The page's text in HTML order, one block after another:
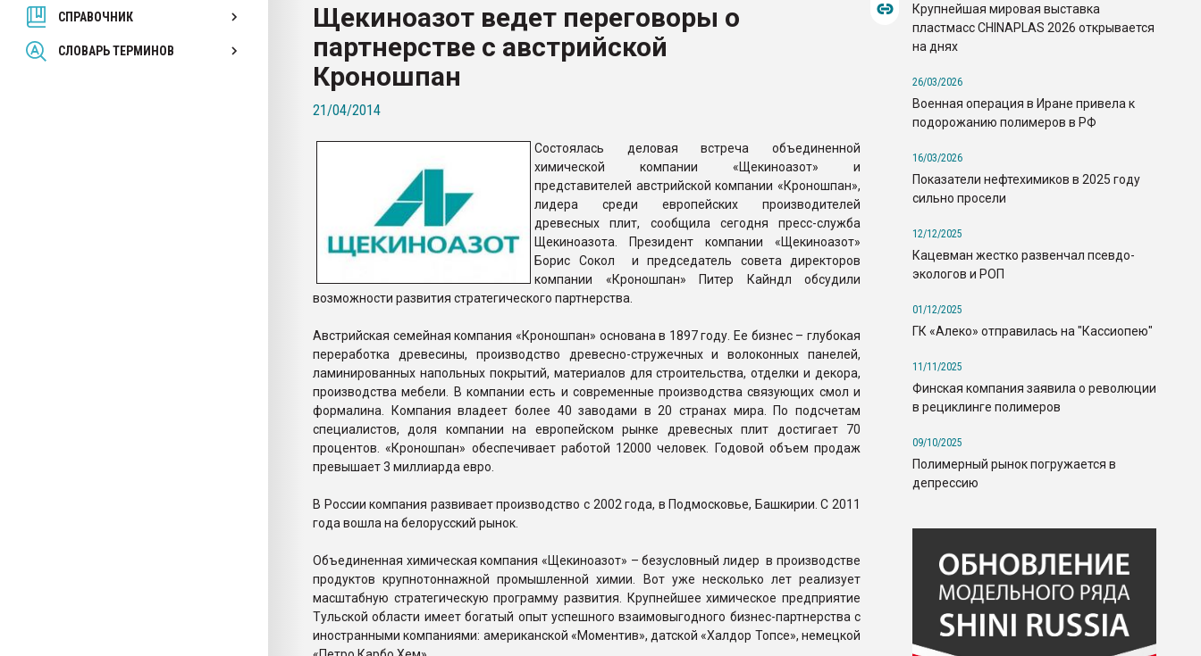
СПРАВОЧНИК
СЛОВАРЬ ТЕРМИНОВ
ситуацией на строительном рынке
Всё, что касается выдува ПЭТ
бутылок
ПЕРЕЙТИ НА ФОРУМ
Щекиноазот ведет переговоры о
партнерстве с австрийской
Кроношпан
21/04/2014
Состоялась деловая встреча объединенной
химической компании «Щекиноазот» и
представителей австрийской компании «Кроношпан»,
лидера среди европейских производителей
древесных плит, сообщила сегодня пресс-служба
Щекиноазота. Президент компании «Щекиноазот»
Борис Сокол и председатель совета директоров
компании «Кроношпан» Питер Кайндл обсудили
возможности развития стратегического партнерства.
Австрийская семейная компания «Кроношпан» основана в 1897 году. Ее бизнес – глубокая
переработка древесины, производство древесно-стружечных и волоконных панелей,
ламинированных напольных покрытий, материалов для строительства, отделки и декора,
производства мебели. В компании есть и современные производства связующих смол и
формалина. Компания владеет более 40 заводами в 20 странах мира. По подсчетам
специалистов, доля компании на европейском рынке древесных плит достигает 70
процентов. «Кроношпан» обеспечивает работой 12000 человек. Годовой объем продаж
превышает 3 миллиарда евро.
В России компания развивает производство с 2002 года, в Подмосковье, Башкирии. С 2011
года вошла на белорусский рынок.
Объединенная химическая компания «Щекиноазот» – безусловный лидер в производстве
продуктов крупнотоннажной промышленной химии. Вот уже несколько лет реализует
масштабную стратегическую программу развития. Крупнейшее химическое предприятие
Тульской области имеет богатый опыт успешного взаимовыгодного бизнес-партнерства с
иностранными компаниями: американской «Моментив», датской «Халдор Топсе», немецкой
Крупнейшая мировая выставка
пластмасс CHINAPLAS 2026 открывается
на днях
26/03/2026
Военная операция в Иране привела к
подорожанию полимеров в РФ
16/03/2026
Показатели нефтехимиков в 2025 году
сильно просели
12/12/2025
Кацевман жестко развенчал псевдо-
экологов и РОП
01/12/2025
ГК «Алеко» отправилась на "Кассиопею"
11/11/2025
Финская компания заявила о революции
в рециклинге полимеров
09/10/2025
Полимерный рынок погружается в
депрессию